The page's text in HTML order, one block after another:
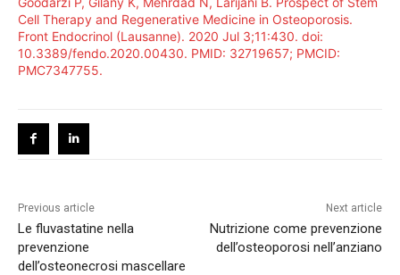
Cell Therapy and Regenerative Medicine in Osteoporosis.
Front Endocrinol (Lausanne). 2020 Jul 3;11:430. doi:
10.3389/fendo.2020.00430. PMID: 32719657; PMCID:
PMC7347755.
Previous article
Le fluvastatine nella
prevenzione
dell’osteonecrosi mascellare
Next article
Nutrizione come prevenzione
dell’osteoporosi nell’anziano